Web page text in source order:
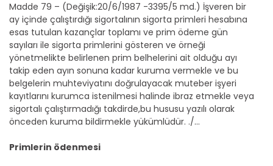
Madde 79 – (Değişik:20/6/1987 -3395/5 md.) İşveren bir
ay içinde çalıştırdığı sigortalının sigorta primleri hesabına
esas tutulan kazançlar toplamı ve prim ödeme gün
sayıları ile sigorta primlerini gösteren ve örneği
yönetmelikte belirlenen prim belhelerini ait olduğu ayı
takip eden ayın sonuna kadar kuruma vermekle ve bu
belgelerin muhteviyatını doğrulayacak muteber işyeri
kayıtlarını kurumca istenilmesi halinde ibraz etmekle veya
sigortalı çalıştırmadığı takdirde,bu hususu yazılı olarak
önceden kuruma bildirmekle yükümlüdür. ./...
Primlerin ödenmesi